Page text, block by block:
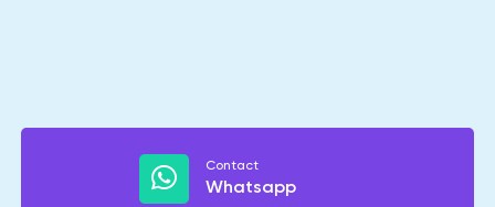
Contact
Whatsapp